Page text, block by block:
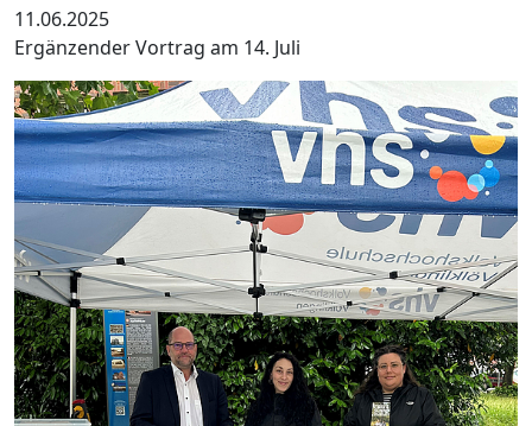
11.06.2025
Ergänzender Vortrag am 14. Juli